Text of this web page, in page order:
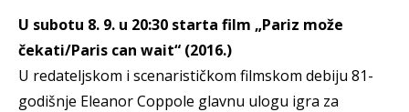
U subotu 8. 9. u 20:30 starta film „Pariz može
čekati/Paris can wait“ (2016.)
U redateljskom i scenarističkom filmskom debiju 81-
godišnje Eleanor Coppole glavnu ulogu igra za